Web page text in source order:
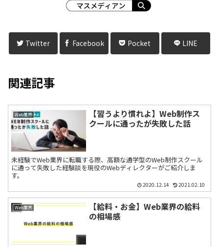
Twitter Facebook Pocket LINE
関連記事
Web業界
【習うより慣れよ】Web制作ス
クールに通ったが失敗した話
未経験でWeb業界に転職する際、高額な通学型のWeb制作スクール
に通って失敗した経験談を現役のWebディレクターがご紹介しま
す。
2020.12.14 2021.02.10
Web業界
【給料・お金】Web業界の給料
の相場感